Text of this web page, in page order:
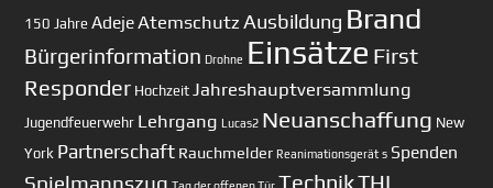
150 Jahre AdejeAtemschutz Ausbildung Brand
Bürgerinformation Drohne Einsätze First
Responder Hochzeit Jahreshauptversammlung
Jugendfeuerwehr Lehrgang Lucas2 Neuanschaffung New
York Partnerschaft Rauchmelder Reanimationsgerät s Spenden
Spielmannszug TechnikTHL